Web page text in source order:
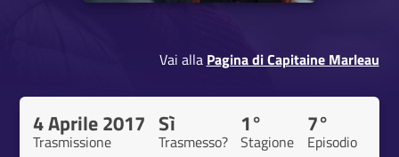
Vai alla Pagina di Capitaine Marleau
4 Aprile 2017
Trasmissione
Sì
Trasmesso?
1°
Stagione
7°
Episodio